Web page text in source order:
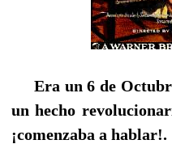
Era un 6 de
un hecho
¡comenzaba a hablar!.